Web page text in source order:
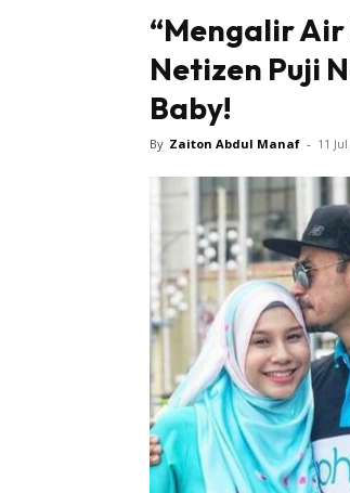
“Mengalir
Netizen Puji
Baby!
By Zaiton Abdul Manaf - 11